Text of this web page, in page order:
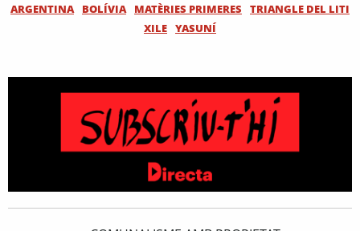
ARGENTINA BOLÍVIA MATÈRIES PRIMERES
TRIANGLE DEL LITI
XILE YASUNÍ